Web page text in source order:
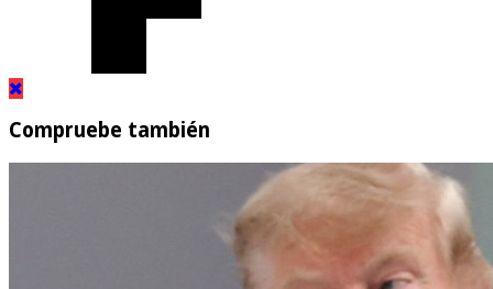
Compruebe también